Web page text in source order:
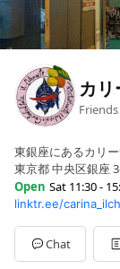
カ
Friends
東銀座にあるカリ
東京都 中央区銀座
Open Sat 11:30 -
Sun11:30 -
Mon11:30 -
Tue11:30 -
Wed11:30 -
linktr.ee/
Chat